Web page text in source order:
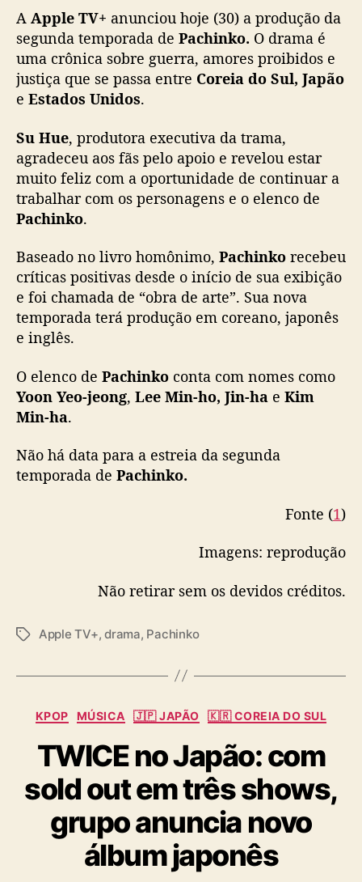
t
e
m
n
o
t
e
m
p
a
d
a
c
o
i
r
a
A
p
+
A Apple TV+ anunciou hoje (30) a produção da
segunda temporada de Pachinko. O drama é
uma crônica sobre guerra, amores proibidos e
justiça que se passa entre Coreia do Sul, Japão
e Estados Unidos.
Su Hue, produtora executiva da trama,
agradeceu aos fãs pelo apoio e revelou estar
muito feliz com a oportunidade de continuar a
trabalhar com os personagens e o elenco de
Pachinko.
Baseado no livro homônimo, Pachinko recebeu
críticas positivas desde o início de sua exibição
e foi chamada de “obra de arte”. Sua nova
temporada terá produção em coreano, japonês
e inglês.
O elenco de Pachinko conta com nomes como
Yoon Yeo-jeong, Lee Min-ho, Jin-ha e Kim
Min-ha.
Não há data para a estreia da segunda
temporada de Pachinko.
Fonte (1)
Imagens: reprodução
Não retirar sem os devidos créditos.
T
Apple TV+,drama, Pachinko
C
t
e
g
o
r
i
a
s
KPOP MÚSICA 🇯🇵 JAPÃO 🇰🇷 COREIA DO SUL
TWICE no Japão: com
sold out em três shows,
grupo anuncia novo
álbum japonês